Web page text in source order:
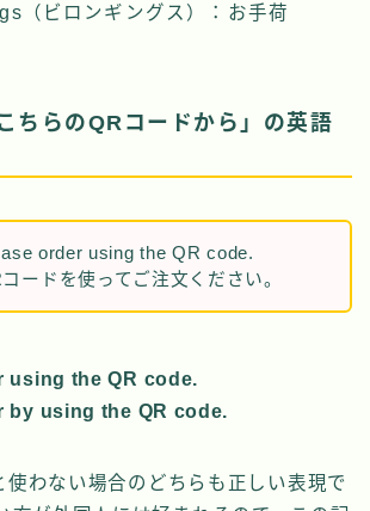
（ビロンギングス）：お手荷
ちらのQRコードから」の英語
order using the QR code.
ードを使ってご注文ください。
using the QR code.
by using the QR code.
使わない場合のどちらも正しい表現で